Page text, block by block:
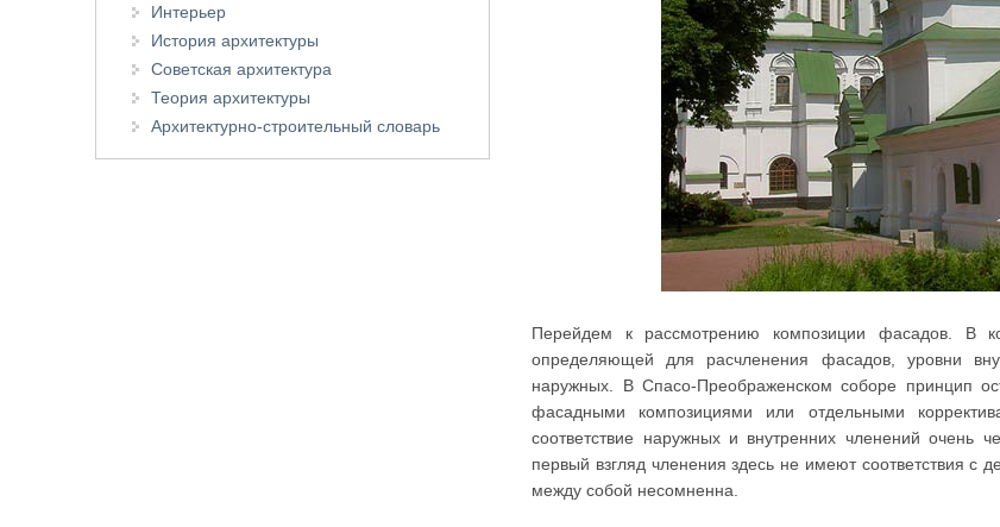
Перейдем к рассмотрению композиции фасадов. В
определяющей для расчленения фасадов, уровни
наружных. В Спасо-Преображенском соборе принцип
фасадными композициями или отдельными
соответствие наружных и внутренних членений очень
первый взгляд членения здесь не имеют соответствия
между собой несомненна.
Интерьер
История архитектуры
Советская архитектура
Теория архитектуры
Архитектурно-строительный словарь